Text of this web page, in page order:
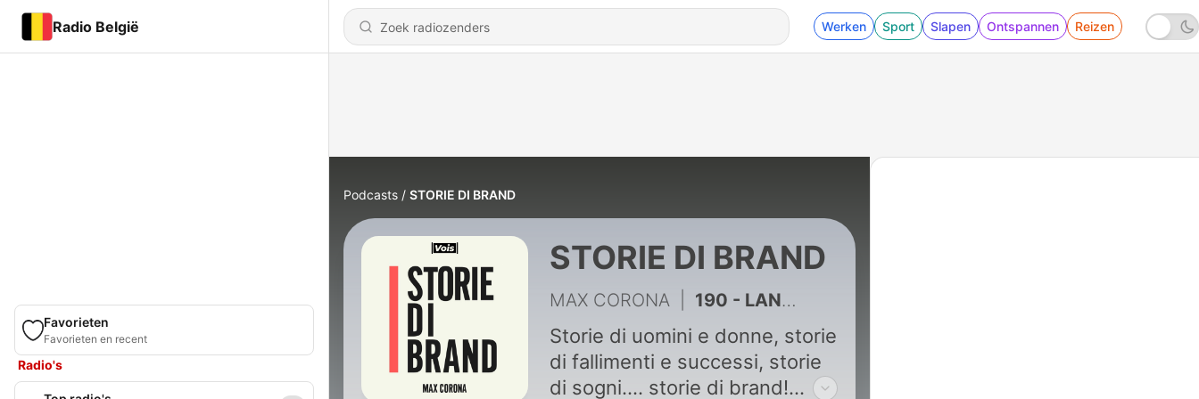
Radio België Werken Sport Slapen Ontspannen Reizen
Favorieten
Favorieten en recent
Radio's
Podcasts STORIE DI BRAND
STORIE DI BRAND
MAX CORONA 190 - LANCIA | Pt 3 | Doppia natura
Storie di uomini e donne, storie
di fallimenti e successi, storie
di sogni…. storie di brand!